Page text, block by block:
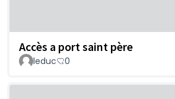
Accès a port saint père
leduc 0